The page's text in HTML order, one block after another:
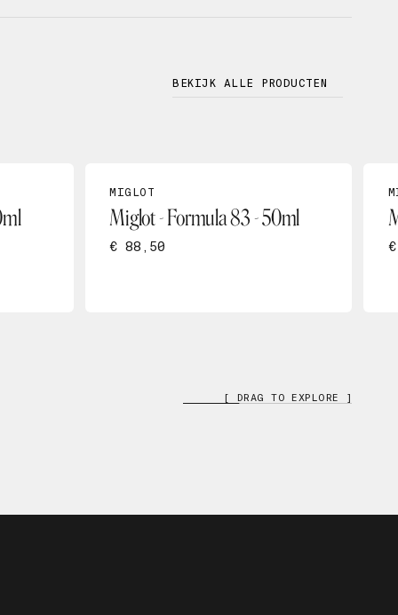
BEKIJK ALLE PRODUCTEN
MIGLOT
Miglot - Formula 83 - 50ml
€ 88,50
[ DRAG TO EXPLORE ]